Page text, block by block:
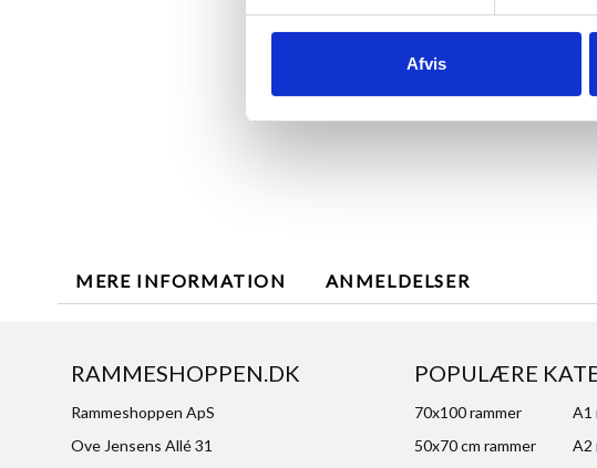
Afvis
MERE INFORMATION ANMELDELSER
RAMMESHOPPEN.DK
Rammeshoppen ApS
Ove Jensens Allé 31
POPULÆRE
70x100 rammer
A1
50x70 cm rammer
A2